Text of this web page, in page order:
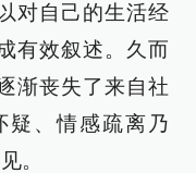
对自己的生活经
有效叙述。久而
渐丧失了来自社
疑、情感疏离乃
。